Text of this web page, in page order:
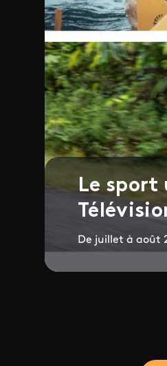
Le sport
De juillet à août